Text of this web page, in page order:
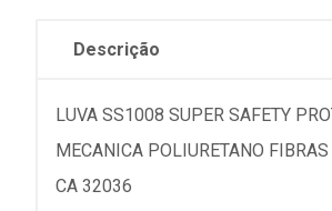
Descrição
LUVA SS1008 SUPER SAFETY
MECANICA POLIURETANO
CA 32036